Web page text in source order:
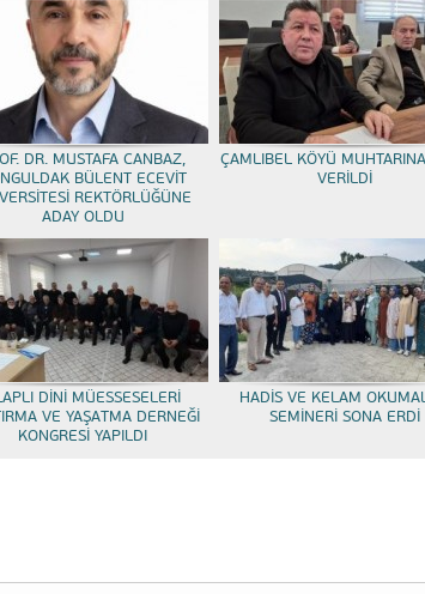
DR. MUSTAFA CANBAZ,
BÜLENT ECEVİT
REKTÖRLÜĞÜNE
ADAY OLDU
ÇAMLIBEL KÖYÜ
VERİLDİ
DİNİ MÜESSESELERİ
VE YAŞATMA DERNEĞİ
KONGRESİ YAPILDI
HADİS VE KELAM
SEMİNERİ SONA ERDİ